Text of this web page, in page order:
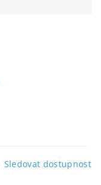
Sledovat dostupnost